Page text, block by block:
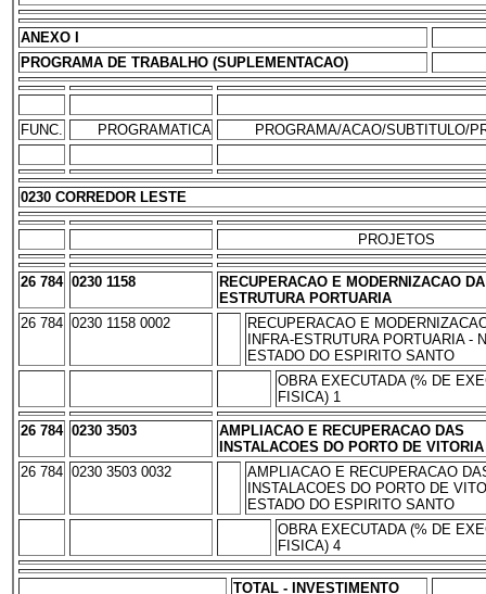
ANEXO I
PROGRAMA DE TRABALHO (SUPLEMENTACAO)
FUNC. PROGRAMATICA PROGRAMA/ACAO/SUBTITULO/
0230 CORREDOR LESTE
PROJETOS
26 784 0230 1158
RECUPERACAO E MODERNIZACAO
ESTRUTURA PORTUARIA
26 784 0230 1158 0002
RECUPERACAO E
INFRA-ESTRUTURA PORTUARIA -
ESTADO DO ESPIRITO SANTO
OBRA EXECUTADA (% DE
FISICA) 1
26 784 0230 3503
AMPLIACAO E RECUPERACAO DAS
INSTALACOES DO PORTO DE VITORIA
26 784 0230 3503 0032
AMPLIACAO E RECUPERACAO
INSTALACOES DO PORTO DE
ESTADO DO ESPIRITO SANTO
OBRA EXECUTADA (% DE
FISICA) 4
TOTAL - INVESTIMENTO